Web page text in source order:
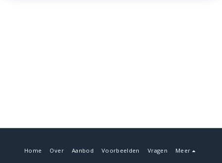
Home Over Aanbod Voorbeelden Vragen Meer